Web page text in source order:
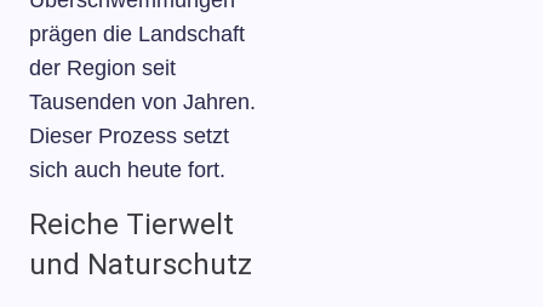
prägen die Landschaft
der Region seit
Tausenden von Jahren.
Dieser Prozess setzt
sich auch heute fort.
Reiche Tierwelt
und Naturschutz